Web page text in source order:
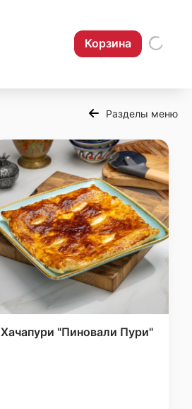
Корзина
Разделы меню
Хачапури "Пиновали Пури"